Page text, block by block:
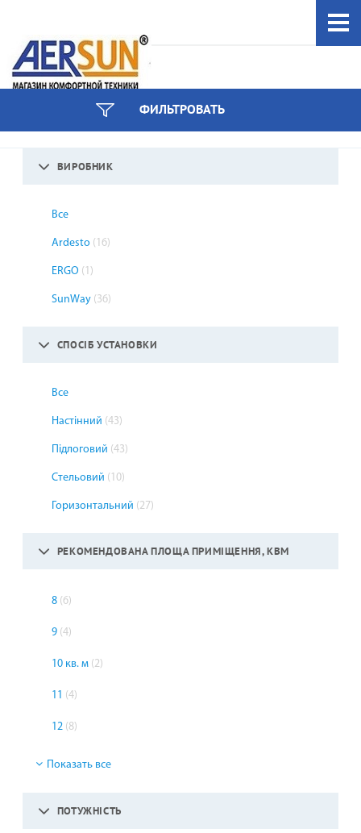
044 333-97-59
інші номери ФИЛЬТРОВАТЬ
ВИРОБНИК
Все
Ardesto (16)
ERGO (1)
SunWay (36)
СПОСІБ УСТАНОВКИ
Все
Настінний (43)
Підлоговий (43)
Стельовий (10)
Горизонтальний (27)
РЕКОМЕНДОВАНА ПЛОЩА ПРИМІЩЕННЯ, КВМ
8 (6)
9 (4)
10 кв. м (2)
11 (4)
12 (8)
Показать все
ПОТУЖНІСТЬ